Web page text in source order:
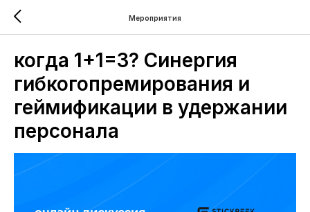
Мероприятия
когда 1+1=3? Синергия
гибкогопремирования и
геймификации в удержании
персонала